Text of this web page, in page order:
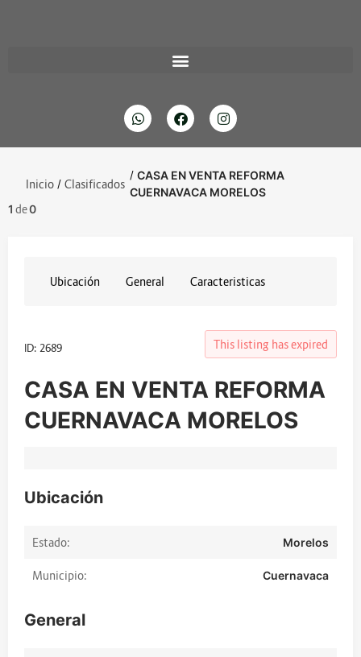
Inicio / Clasificados
/ CASA EN VENTA REFORMA
CUERNAVACA MORELOS
1 de0
Ubicación General Caracteristicas
ID: 2689 This listing has expired
CASA EN VENTA REFORMA
CUERNAVACA MORELOS
Ubicación
Estado: Morelos
Municipio: Cuernavaca
General